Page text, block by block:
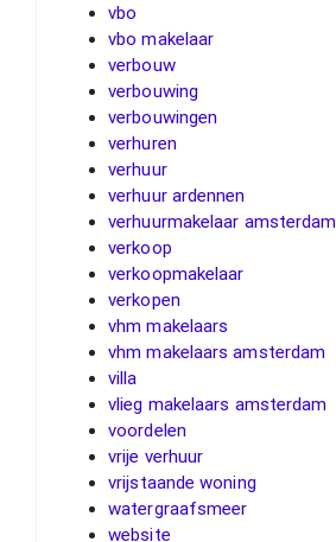
vbo
vbo makelaar
verbouw
verbouwing
verbouwingen
verhuren
verhuur
verhuur ardennen
verhuurmakelaar amsterdam
verkoop
verkoopmakelaar
verkopen
vhm makelaars
vhm makelaars amsterdam
villa
vlieg makelaars amsterdam
voordelen
vrije verhuur
vrijstaande woning
watergraafsmeer
website